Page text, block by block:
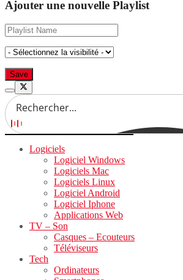
Ajouter une nouvelle Playlist
Logiciels
Logiciel Windows
Logiciels Mac
Logiciels Linux
Logiciel Android
Logiciel Iphone
Applications Web
TV – Son
Casques – Ecouteurs
Téléviseurs
Tech
Ordinateurs